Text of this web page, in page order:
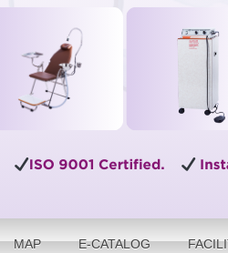
MAP E-CATALOG